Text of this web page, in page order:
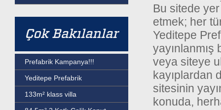
Çok Bakılanlar
Prefabrik Kampanya!!!
Yeditepe Prefabrik
133m² klass villa
Bu sitede
etmek; her
Yeditepe
veya siteye
kayıplardan
sitesinin
konuda,